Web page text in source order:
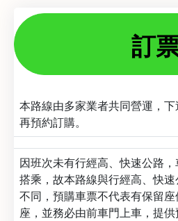
訂
本路線由多家業者共同營運，下
再預約訂購。
因班次未有行經高、快速公路
搭乘，故本路線與行經高、快
不同，預購車票不代表有保留
座，並務必由前車門上車，提